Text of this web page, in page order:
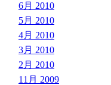
6月 2010
5月 2010
4月 2010
3月 2010
2月 2010
11月 2009